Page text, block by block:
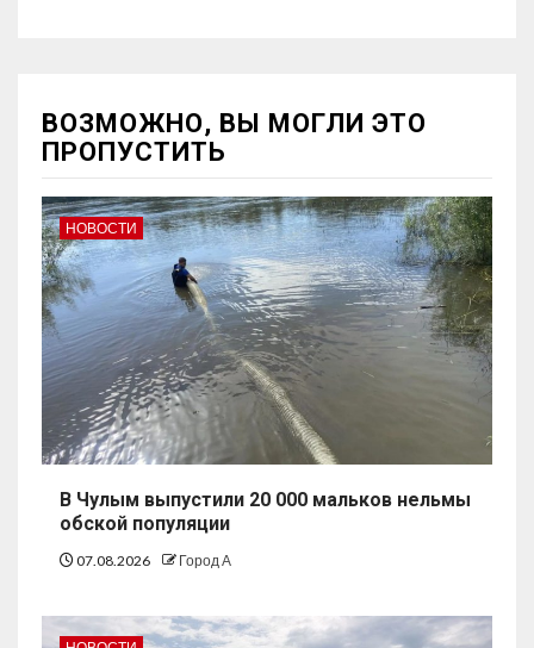
ВОЗМОЖНО, ВЫ МОГЛИ ЭТО
ПРОПУСТИТЬ
НОВОСТИ
В Чулым выпустили 20 000 мальков нельмы
обской популяции
07.08.2026 Город А